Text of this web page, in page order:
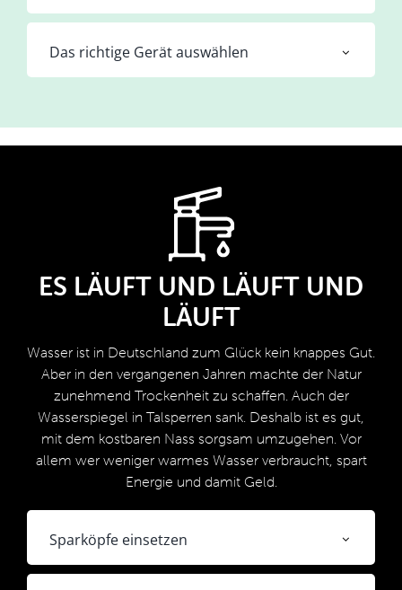
Das richtige Gerät auswählen
ES LÄUFT UND LÄUFT UND
LÄUFT
Wasser ist in Deutschland zum Glück kein knappes Gut.
Aber in den vergangenen Jahren machte der Natur
zunehmend Trockenheit zu schaffen. Auch der
Wasserspiegel in Talsperren sank. Deshalb ist es gut,
mit dem kostbaren Nass sorgsam umzugehen. Vor
allem wer weniger warmes Wasser verbraucht, spart
Energie und damit Geld.
Sparköpfe einsetzen